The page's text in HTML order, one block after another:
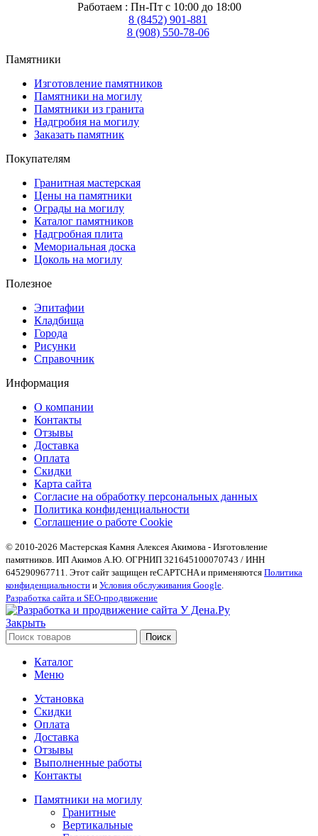
Работаем : Пн-Пт с 10:00 до 18:00
8 (8452) 901-881
8 (908) 550-78-06
Памятники
Изготовление памятников
Памятники на могилу
Памятники из гранита
Надгробия на могилу
Заказать памятник
Покупателям
Гранитная мастерская
Цены на памятники
Ограды на могилу
Каталог памятников
Надгробная плита
Мемориальная доска
Цоколь на могилу
Полезное
Эпитафии
Кладбища
Города
Рисунки
Справочник
Информация
О компании
Контакты
Отзывы
Доставка
Оплата
Скидки
Карта сайта
Согласие на обработку персональных данных
Политика конфиденциальности
Соглашение о работе Cookie
© 2010-2026 Мастерская Камня Алексея Акимова - Изготовление
памятников. ИП Акимов А.Ю. ОГРНИП 321645100070743 / ИНН
645290967711. Этот сайт защищен reCAPTCHA и применяются Политика
конфиденциальности и Условия обслуживания Google.
Разработка сайта и SEO-продвижение
Закрыть
Поиск
Каталог
Меню
Установка
Скидки
Оплата
Доставка
Отзывы
Выполненные работы
Контакты
Памятники на могилу
Гранитные
Вертикальные